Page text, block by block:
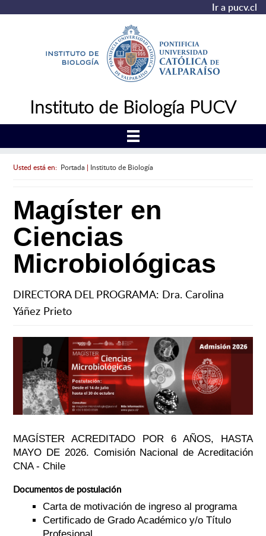
Ir a pucv.cl
Instituto de Biología PUCV
Usted está en: Portada| Instituto de Biología
Magíster en
Ciencias
Microbiológicas
DIRECTORA DEL PROGRAMA: Dra. Carolina
Yáñez Prieto
MAGÍSTER ACREDITADO POR 6 AÑOS, HASTA
MAYO DE 2026. Comisión Nacional de Acreditación
CNA - Chile
Documentos de postulación
Carta de motivación de ingreso al programa
Certificado de Grado Académico y/o Título